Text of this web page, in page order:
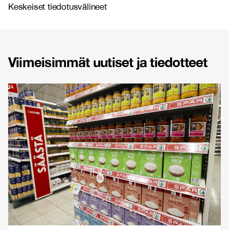
Keskeiset tiedotusvälineet
Viimeisimmät uutiset ja tiedotteet